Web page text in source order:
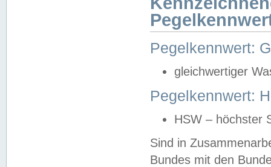
Pegelkennwert:
gleichwertiger
Pegelkennwert:
HSW – höchster
Sind in
Bundes mit den